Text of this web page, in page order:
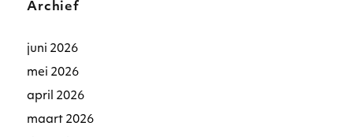
Archief
juni 2026
mei 2026
april 2026
maart 2026